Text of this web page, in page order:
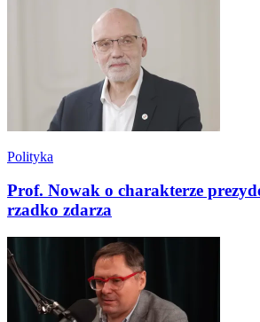
Polityka
Prof. Nowak o charakterze
rzadko zdarza